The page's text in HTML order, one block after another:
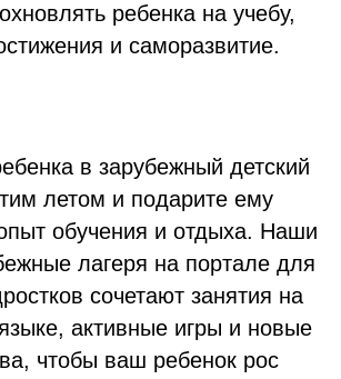
ребенка на учебу,
и саморазвитие.
в зарубежный детский
летом и подарите ему
обучения и отдыха. Наши
лагеря на портале для
сочетают занятия на
активные игры и новые
чтобы ваш ребенок рос